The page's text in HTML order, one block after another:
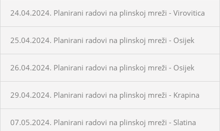
24.04.2024. Planirani radovi na plinskoj mreži - Virovitica
25.04.2024. Planirani radovi na plinskoj mreži - Osijek
26.04.2024. Planirani radovi na plinskoj mreži - Osijek
29.04.2024. Planirani radovi na plinskoj mreži - Krapina
07.05.2024. Planirani radovi na plinskoj mreži - Slatina